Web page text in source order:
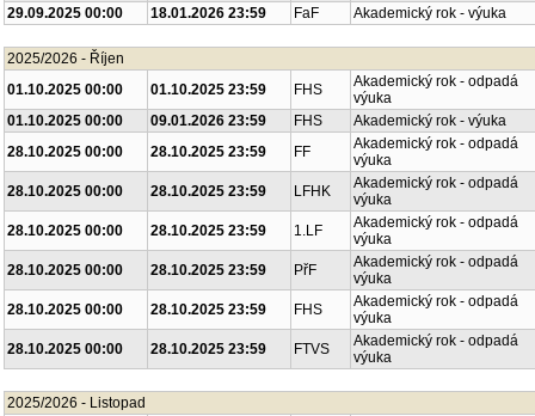
29.09.2025 00:00
18.01.2026 23:59 FaF Akademický rok - výuka
2025/2026 - Říjen
01.10.2025 00:00
01.10.2025 23:59 FHS
Akademický rok - odpadá
výuka
01.10.2025 00:00
09.01.2026 23:59 FHS
Akademický rok - výuka
28.10.2025 00:00
28.10.2025 23:59 FF
Akademický rok - odpadá
výuka
28.10.2025 00:00
28.10.2025 23:59 LFHK
Akademický rok - odpadá
výuka
28.10.2025 00:00
28.10.2025 23:59 1.LF
Akademický rok - odpadá
výuka
28.10.2025 00:00
28.10.2025 23:59 PřF
Akademický rok - odpadá
výuka
28.10.2025 00:00
28.10.2025 23:59 FHS
Akademický rok - odpadá
výuka
28.10.2025 00:00
28.10.2025 23:59 FTVS
Akademický rok - odpadá
výuka
2025/2026 - Listopad